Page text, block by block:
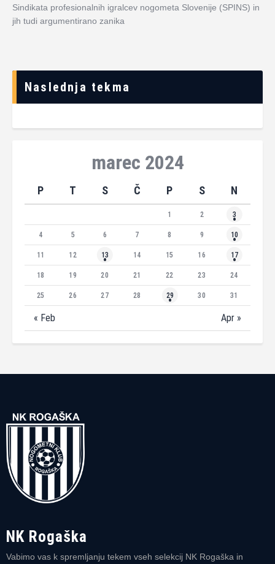
Sindikata profesionalnih igralcev nogometa Slovenije (SPINS) in
jih tudi argumentirano zanika
Naslednja tekma
marec 2024
P T S Č P S N
« Feb Apr »
1 2 3
4 5 6 7 8 9 10
11 12 13 14 15 16 17
18 19 20 21 22 23 24
25 26 27 28 29 30 31
NK Rogaška
Vabimo vas k spremljanju tekem vseh selekcij NK Rogaška in